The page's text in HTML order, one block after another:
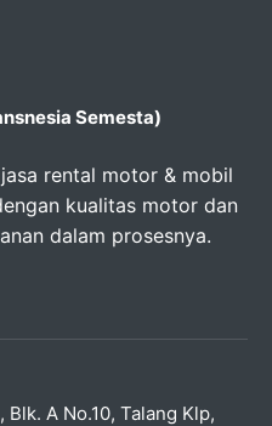
Semesta)
rental motor & mobil
kualitas motor dan
dalam prosesnya.
A No.10, Talang Klp,